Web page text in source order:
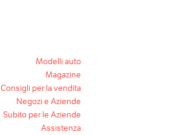
Modelli auto
Magazine
Consigli per la vendita
Negozi e Aziende
Subito per le Aziende
Assistenza